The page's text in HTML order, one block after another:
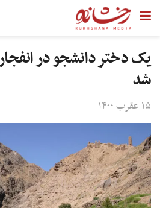
یک دختر دانشجو در
شد
۱۵ عقرب ۱۴۰۰